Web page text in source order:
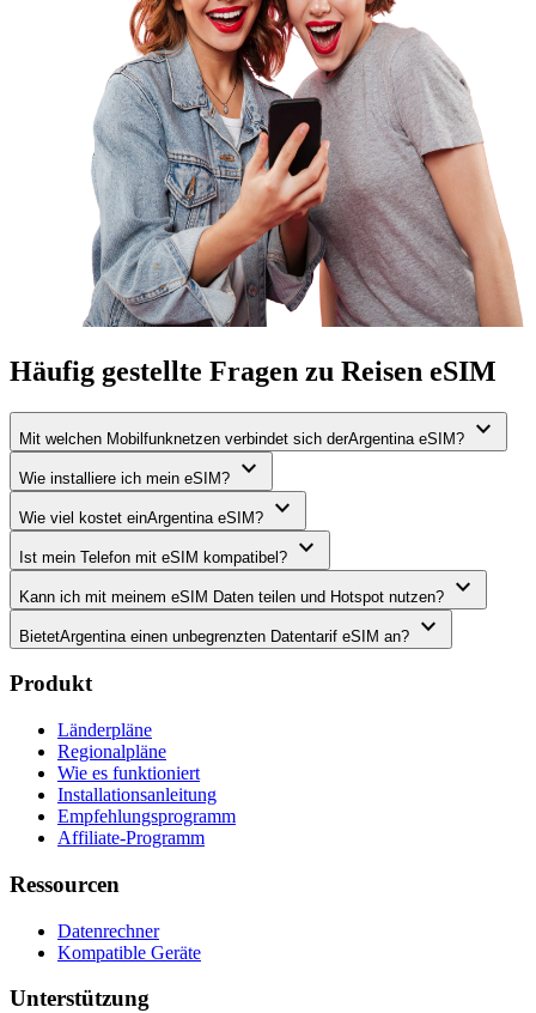
Häufig gestellte Fragen zu Reisen eSIM
Mit welchen Mobilfunknetzen verbindet sich derArgentina eSIM? expand_more
Wie installiere ich mein eSIM? expand_more
Wie viel kostet einArgentina eSIM? expand_more
Ist mein Telefon mit eSIM kompatibel? expand_more
Kann ich mit meinem eSIM Daten teilen und Hotspot nutzen? expand_more
BietetArgentina einen unbegrenzten Datentarif eSIM an? expand_more
Produkt
Länderpläne
Regionalpläne
Wie es funktioniert
Installationsanleitung
Empfehlungsprogramm
Affiliate-Programm
Ressourcen
Datenrechner
Kompatible Geräte
Unterstützung